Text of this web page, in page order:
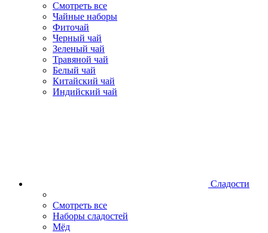
Смотреть все
Чайные наборы
Фиточай
Черный чай
Зеленый чай
Травяной чай
Белый чай
Китайский чай
Индийский чай
Сладости
Смотреть все
Наборы сладостей
Мёд